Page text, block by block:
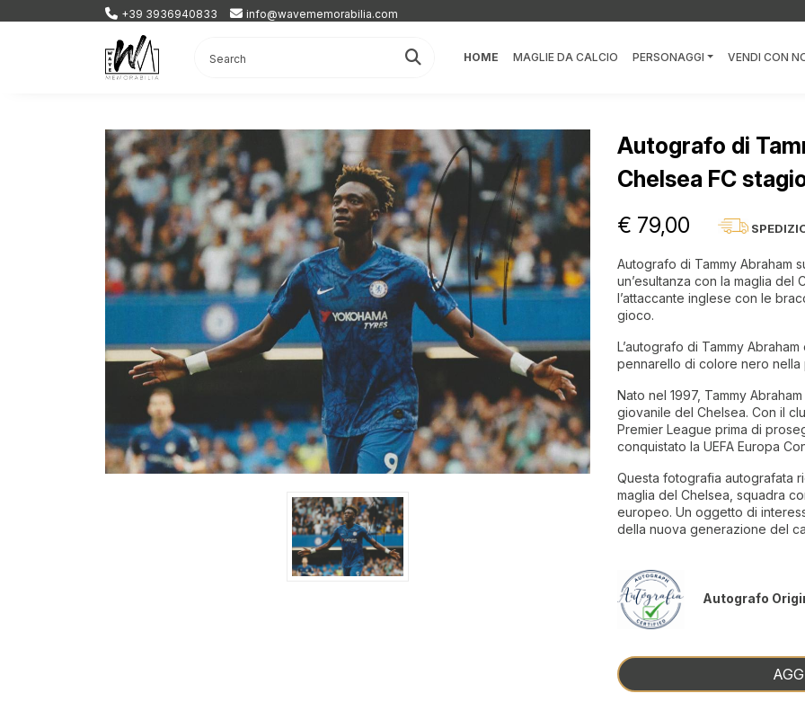
+39 3936940833 info@wavememorabilia.com
HOME MAGLIE DA CALCIO PERSONAGGI VENDI CON
Autografo di
Chelsea FC
€ 79,00
Autografo di Tammy Abraham
un’esultanza con la maglia del
l’attaccante inglese con le
gioco.
L’autografo di Tammy
pennarello di colore nero nella
Nato nel 1997, Tammy
giovanile del Chelsea. Con il
Premier League prima di
conquistato la UEFA Europa
Questa fotografia autografata
maglia del Chelsea, squadra
europeo. Un oggetto di
della nuova generazione del
Autografo